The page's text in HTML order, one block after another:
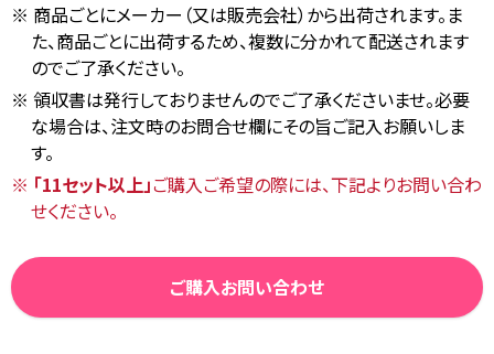
商品ごとにメーカー（又は販売会社）から出荷されます。ま
た、商品ごとに出荷するため、複数に分かれて配送されます
のでご了承ください。
領収書は発行しておりませんのでご了承くださいませ。必要
な場合は、注文時のお問合せ欄にその旨ご記入お願いしま
す。
「11セット以上」ご購入ご希望の際には、下記よりお問い合わ
せください。
ご購入お問い合わせ